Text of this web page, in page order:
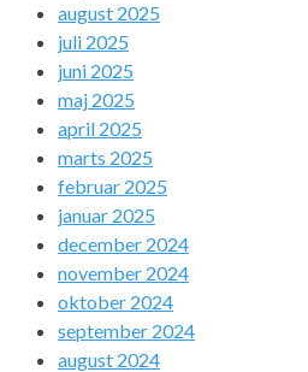
august 2025
juli 2025
juni 2025
maj 2025
april 2025
marts 2025
februar 2025
januar 2025
december 2024
november 2024
oktober 2024
september 2024
august 2024